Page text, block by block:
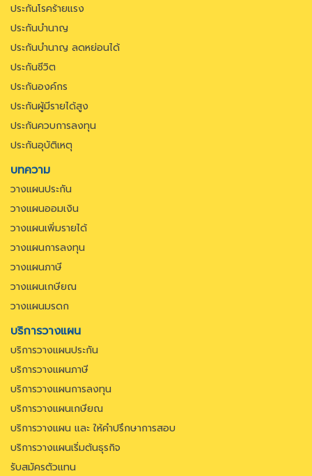
ประกันโรคร้ายแรง
ประกันบำนาญ
ประกันบำนาญ ลดหย่อนได้
ประกันชีวิต
ประกันองค์กร
ประกันผู้มีรายได้สูง
ประกันควบการลงทุน
ประกันอุบัติเหตุ
บทความ
วางแผนประกัน
วางแผนออมเงิน
วางแผนเพิ่มรายได้
วางแผนการลงทุน
วางแผนภาษี
วางแผนเกษียณ
วางแผนมรดก
บริการวางแผน
บริการวางแผนประกัน
บริการวางแผนภาษี
บริการวางแผนการลงทุน
บริการวางแผนเกษียณ
บริการวางแผน และ ให้คำปรึกษาการสอบ
บริการวางแผนเริ่มต้นธุรกิจ
รับสมัครตัวแทน